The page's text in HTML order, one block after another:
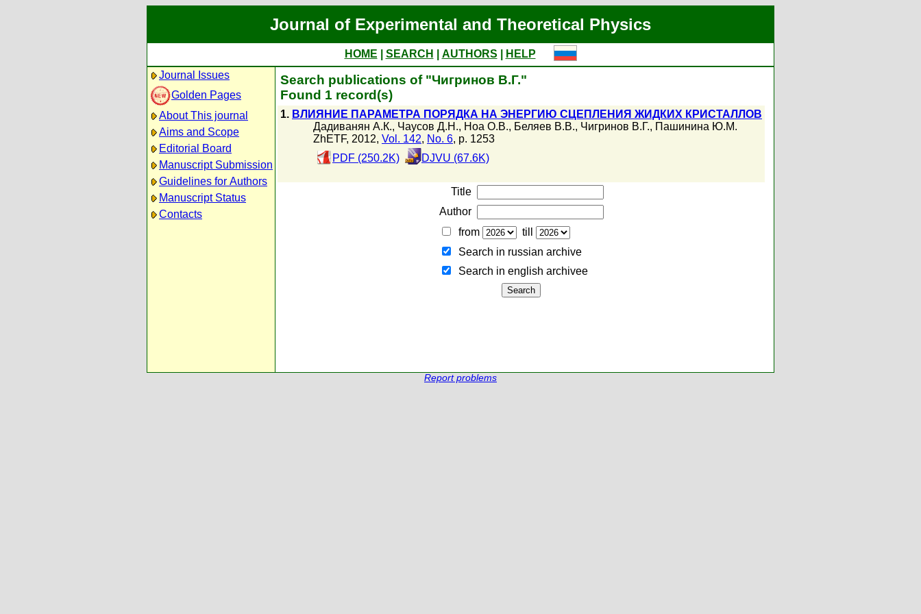
Journal of Experimental and Theoretical Physics
HOME SEARCH AUTHORS
HELP
Journal Issues
Golden Pages
About This journal
Aims and Scope
Editorial Board
Manuscript Submission
Guidelines for Authors
Manuscript Status
Contacts
Search publications of "Чигринов В.Г."
Found 1 record(s)
1. ВЛИЯНИЕ ПАРАМЕТРА ПОРЯДКА НА ЭНЕРГИЮ СЦЕПЛЕНИЯ ЖИДКИХ КРИСТАЛЛОВ
Дадиванян А.К., Чаусов Д.Н., Ноа О.В., Беляев В.В., Чигринов В.Г., Пашинина Ю.М.
ZhETF, 2012, Vol. 142, No. 6, p. 1253
PDF (250.2K)
DJVU (67.6K)
Title
Author
from
till
Search in russian archive
Search in english archiveе
Report problems